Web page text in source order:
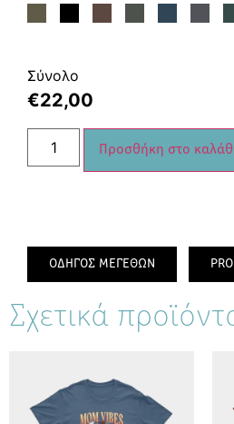
Σύνολο
€22,00
Προσθήκη στο
ΟΔΗΓΟΣ ΜΕΓΕΘΩΝ
Σχετικά